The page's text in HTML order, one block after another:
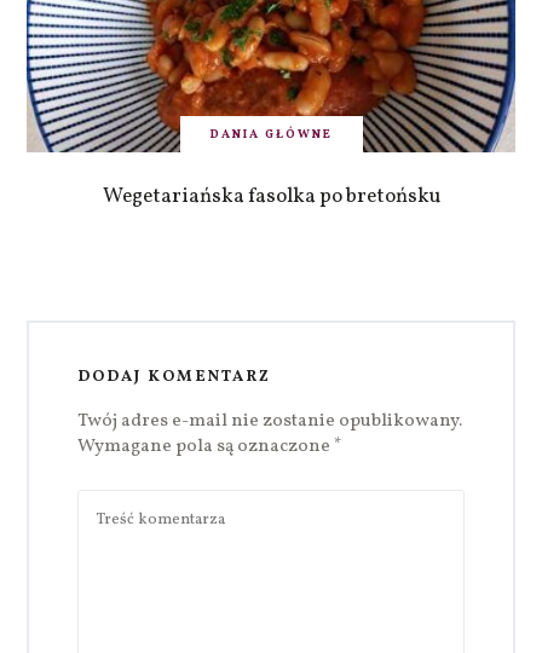
DANIA GŁÓWNE
Wegetariańska fasolka po bretońsku
DODAJ KOMENTARZ
Twój adres e-mail nie zostanie opublikowany.
Wymagane pola są oznaczone *